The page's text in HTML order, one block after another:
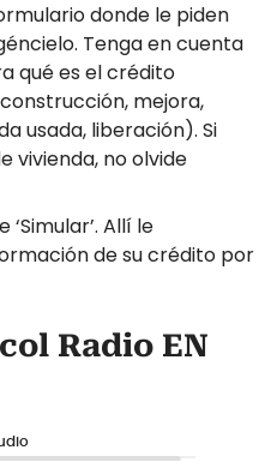
donde le piden
Tenga en cuenta
qué es el crédito
mejora,
usada, liberación). Si
vivienda, no olvide
Allí le
de su crédito por
Radio EN